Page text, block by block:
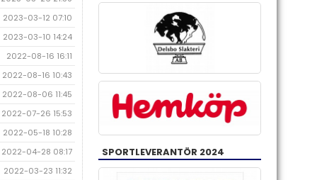
2023-03-12 07:10
2023-03-10 14:24
2022-08-16 16:11
2022-08-16 10:43
2022-08-06 11:45
2022-07-26 15:53
2022-05-18 10:28
2022-04-28 08:17
2022-03-23 11:32
SPORTLEVERANTÖR 2024